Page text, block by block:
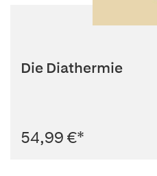
Die Diathermie
54,99 €*